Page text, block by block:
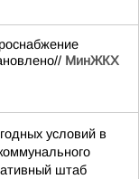
МинЖКХ
условий в
штаб